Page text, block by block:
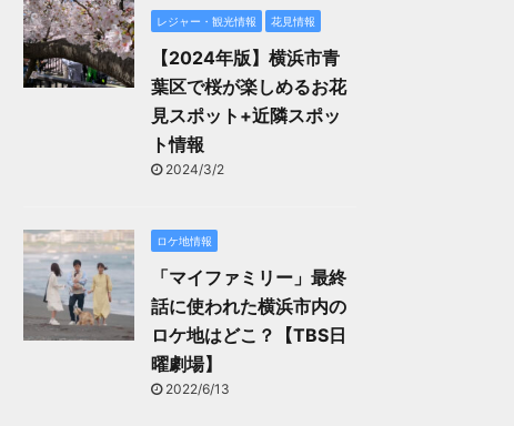
レジャー・観光情報 花見情報
【2024年版】横浜市青
葉区で桜が楽しめるお花
見スポット+近隣スポッ
ト情報
2024/3/2
ロケ地情報
「マイファミリー」最終
話に使われた横浜市内の
ロケ地はどこ？【TBS日
曜劇場】
2022/6/13